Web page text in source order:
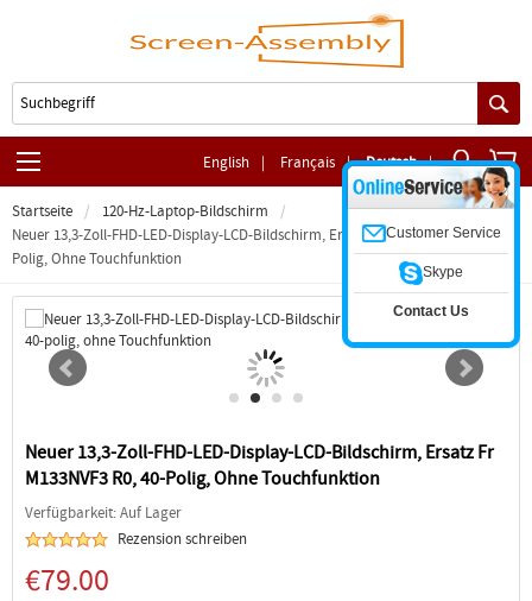
English | Français | Deutsch |
Startseite
120-Hz-Laptop-Bildschirm
Neuer 13,3-Zoll-FHD-LED-Display-LCD-Bildschirm, Ersatz Fr M133NVF3 R0, 40-
Polig, Ohne Touchfunktion
Neuer 13,3-Zoll-FHD-LED-Display-LCD-Bildschirm, Ersatz Fr
M133NVF3 R0, 40-Polig, Ohne Touchfunktion
Verfügbarkeit: Auf Lager
Rezension schreiben
€79.00
Customer Service
Skype
Contact Us